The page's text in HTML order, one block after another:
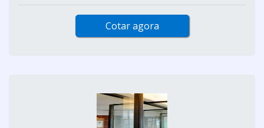
Cotar agora